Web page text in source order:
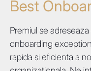
Best
Premiul se
onboarding
rapida si eficienta a